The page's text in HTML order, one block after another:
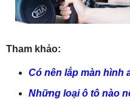
Tham khảo:
Có nên lắp màn hình
Những loại ô tô nào